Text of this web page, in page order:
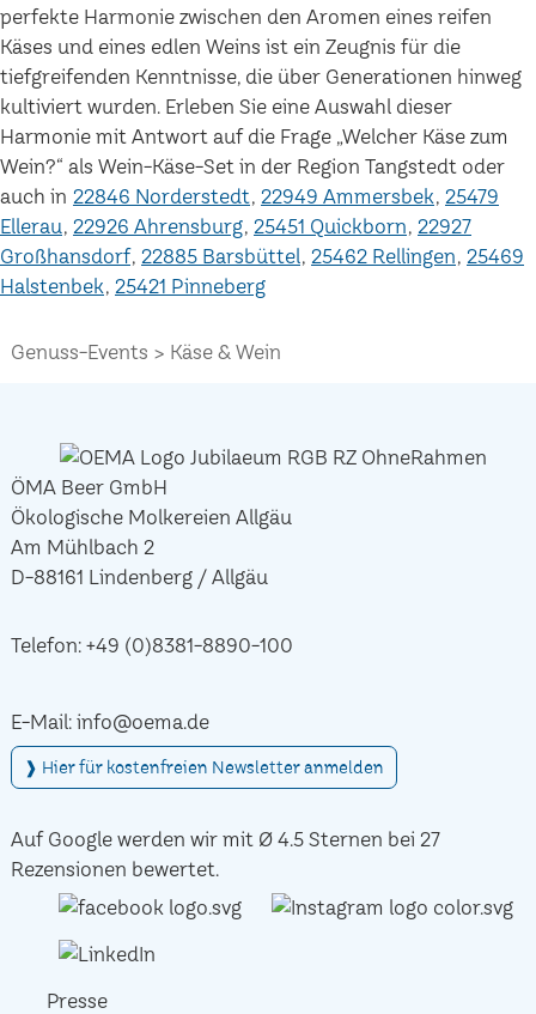
perfekte Harmonie zwischen den Aromen eines reifen
Käses und eines edlen Weins ist ein Zeugnis für die
tiefgreifenden Kenntnisse, die über Generationen hinweg
kultiviert wurden. Erleben Sie eine Auswahl dieser
Harmonie mit Antwort auf die Frage „Welcher Käse zum
Wein?“ als Wein-Käse-Set in der Region Tangstedt oder
auch in 22846 Norderstedt 22949 Ammersbek 25479
Ellerau 22926 Ahrensburg 25451 Quickborn 22927
Großhansdorf 22885 Barsbüttel 25462 Rellingen 25469
Halstenbek 25421 Pinneberg
Genuss-Events Käse & Wein
ÖMA Beer GmbH
Ökologische Molkereien Allgäu
Am Mühlbach 2
D-88161 Lindenberg / Allgäu
Telefon: +49 (0)8381-8890-100
E-Mail: info@oema.de
❱ Hier für kostenfreien Newsletter anmelden
Auf Google werden wir mit Ø 4.5 Sternen bei 27
Rezensionen bewertet.
Presse